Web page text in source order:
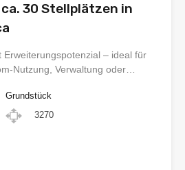
30 Stellplätzen in
Erweiterungspotenzial – ideal für
Nutzung, Verwaltung oder…
Grundstück
3270